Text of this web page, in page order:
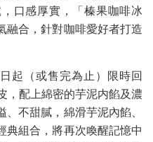
口感厚實，「榛果咖啡冰
融合，針對咖啡愛好者打造
起（或售完為止）限時回
，配上綿密的芋泥内餡及濃
不甜膩，綿滑芋泥內餡、
典組合，將再次喚醒記憶中